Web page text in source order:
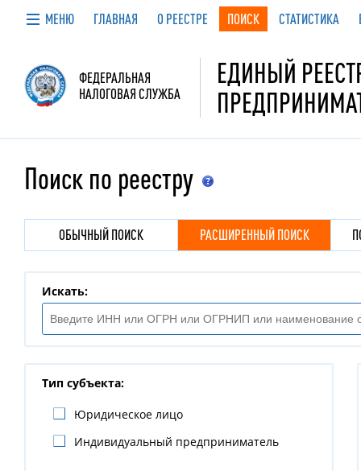
МЕНЮ ГЛАВНАЯ О РЕЕСТРЕ ПОИСК СТАТИСТИКА
ФЕДЕРАЛЬНАЯ
НАЛОГОВАЯ СЛУЖБА
ЕДИНЫЙ
Поиск по реестру
Поиск юридических лиц
ОБЫЧНЫЙ ПОИСК РАСШИРЕННЫЙ ПОИСК
Искать:
Тип субъекта:
Юридическое лицо
Индивидуальный предприниматель